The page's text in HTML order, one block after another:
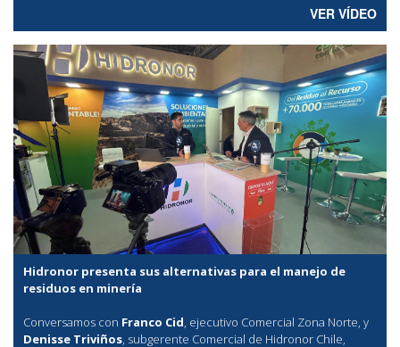
VER VÍDEO
Hidronor presenta sus alternativas para el manejo de
residuos en minería
Conversamos con Franco Cid, ejecutivo Comercial Zona Norte, y
Denisse Triviños, subgerente Comercial de Hidronor Chile,